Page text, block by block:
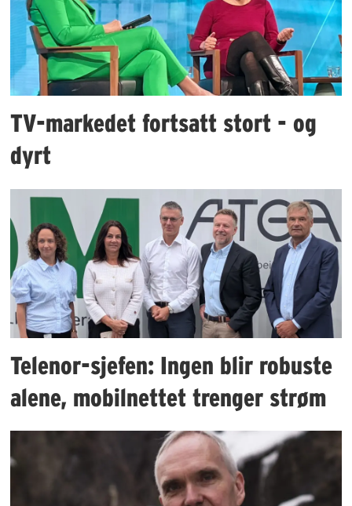
TV-markedet fortsatt stort - og
dyrt
Telenor-sjefen: Ingen blir robuste
alene, mobilnettet trenger strøm